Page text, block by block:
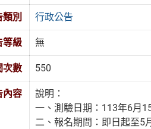
別 行政公告
等級 無
次數 550
內容
說明：
一、測驗日期：113年6月
二、報名期間：即日起至5